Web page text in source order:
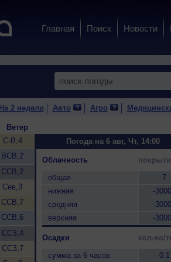
Главная Поиск Новости
На 2 недели Авто Агро
Ветер
С-В,4
ВСВ,2
ССВ,2
Сев,3
ССВ,7
ССВ,6
ССЗ,4
ССЗ,7
Погода на 6 авг, Чт, 14:00
Облачность
общая
7
нижняя
-
средняя
-
верхняя
-
Осадки
кол-во/
сумма за 6 часов
0.1